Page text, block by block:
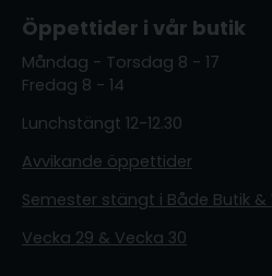
Öppettider i vår butik
Måndag - Torsdag 8 - 17
Fredag 8 - 14
Lunchstängt 12-12.30
Avvikande öppettider
Semester stängt i Både Butik
Vecka 29 & Vecka 30